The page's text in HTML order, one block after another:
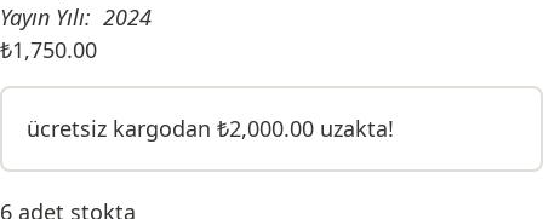
Yayın Yılı: 2024
₺1,750.00
ücretsiz kargodan ₺2,000.00 uzakta!
6 adet stokta